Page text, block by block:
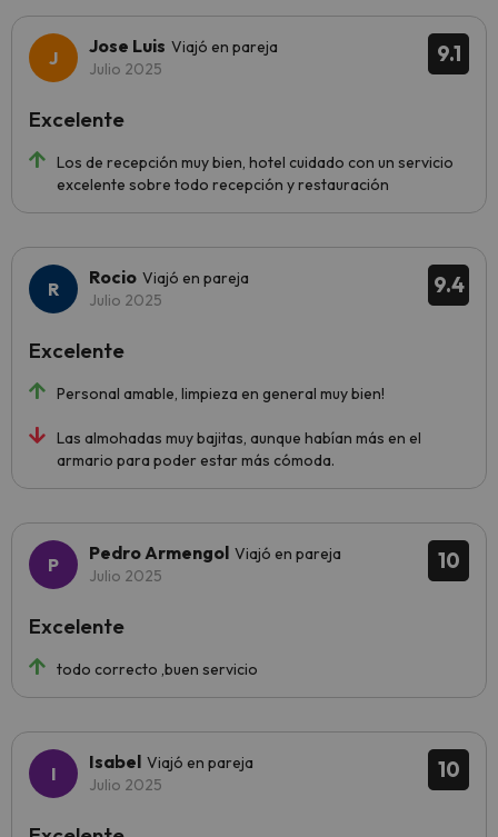
9.1
Jose Luis Viajó en pareja
Julio 2025
Los de recepción muy bien, hotel cuidado con un servicio
excelente sobre todo recepción y restauración
Excelente
9.4
Rocio Viajó en pareja
Julio 2025
Personal amable, limpieza en general muy bien!
Las almohadas muy bajitas, aunque habían más en el
armario para poder estar más cómoda.
Excelente
10
Pedro Armengol Viajó en pareja
Julio 2025
todo correcto ,buen servicio
Excelente
10
Isabel Viajó en pareja
Julio 2025